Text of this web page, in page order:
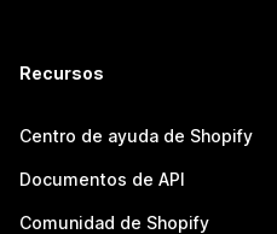
Recursos
Centro de ayuda de Shopify
Documentos de API
Comunidad de Shopify